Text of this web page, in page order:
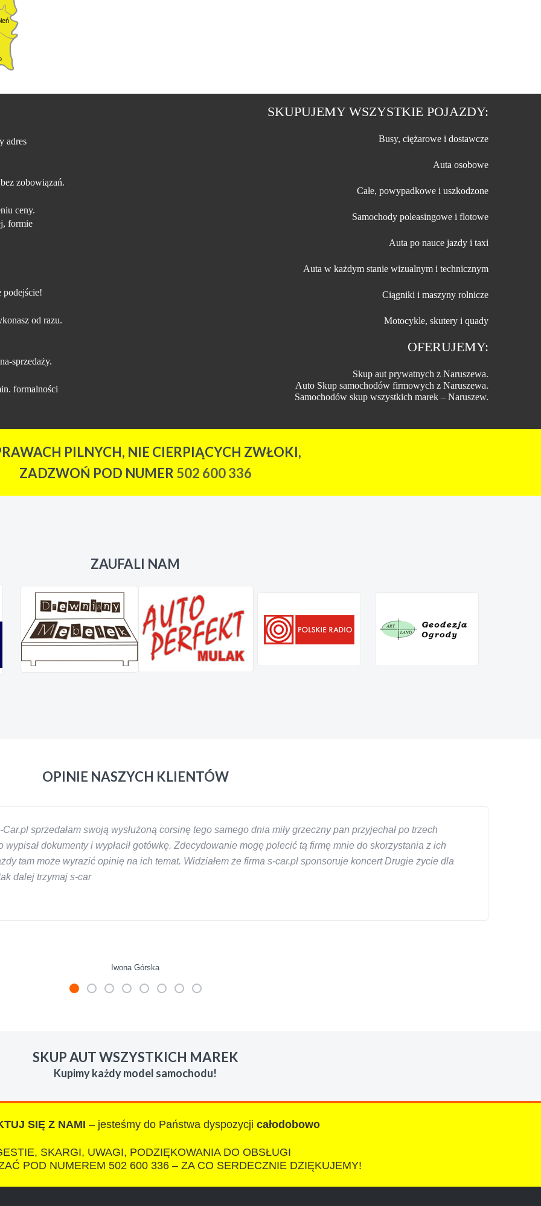
adres
zobowiązań.
ceny.
formie
od razu.
sprzedaży.
formalności
SKUPUJEMY WSZYSTKIE POJAZDY:
Busy, ciężarowe i dostawcze
Auta osobowe
Całe, powypadkowe i uszkodzone
Samochody poleasingowe i flotowe
Auta po nauce jazdy i taxi
Auta w każdym stanie wizualnym i technicznym
Ciągniki i maszyny rolnicze
Motocykle, skutery i quady
OFERUJEMY:
Skup aut prywatnych z Naruszewa.
Auto Skup samochodów firmowych z Naruszewa.
Samochodów skup wszystkich marek – Naruszew.
PILNYCH, NIE CIERPIĄCYCH ZWŁOKI,
ZADZWOŃ POD NUMER 502 600 336
ZAUFALI NAM
OPINIE NASZYCH KLIENTÓW
sprzedałam swoją wysłużoną corsinę tego samego dnia miły grzeczny pan przyjechał po trzech
dokumenty i wypłacił gotówkę. Zdecydowanie mogę polecić tą firmę mnie do skorzystania z ich
tam może wyrazić opinię na ich temat. Widziałem że firma s-car.pl sponsoruje koncert Drugie życie dla
dalej trzymaj s-car
Iwona Górska
wyzyskiwaczy, to polecam s-car.pl
IZA
SKUP AUT WSZYSTKICH MAREK
Kupimy każdy model samochodu!
SIĘ Z NAMI – jesteśmy do Państwa dyspozycji całodobowo
SKARGI, UWAGI, PODZIĘKOWANIA DO OBSŁUGI
POD NUMEREM 502 600 336 – ZA CO SERDECZNIE DZIĘKUJEMY!